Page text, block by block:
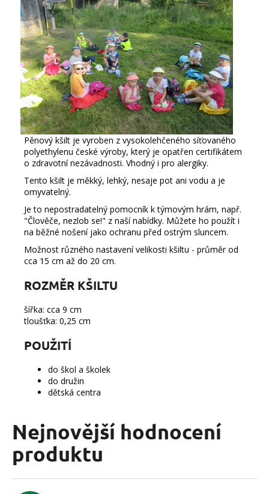
Pěnový kšilt je vyroben z vysokolehčeného síťovaného
polyethylenu české výroby, který je opatřen certifikátem
o zdravotní nezávadnosti. Vhodný i pro alergiky.
Tento kšilt je měkký, lehký, nesaje pot ani vodu a je
omyvatelný.
Je to nepostradatelný pomocník k týmovým hrám, např.
"Člověče, nezlob se!" z naší nabídky. Můžete ho použít i
na běžné nošení jako ochranu před ostrým sluncem.
Možnost různého nastavení velikosti kšiltu - průměr od
cca 15 cm až do 20 cm.
ROZMĚR KŠILTU
šířka: cca 9 cm
tloušťka: 0,25 cm
POUŽITÍ
do škol a školek
do družin
dětská centra
Nejnovější hodnocení
produktu